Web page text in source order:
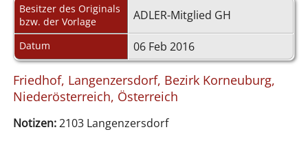
Besitzer des Originals
bzw. der Vorlage
ADLER-Mitglied GH
Datum 06 Feb 2016
Friedhof, Langenzersdorf, Bezirk Korneuburg,
Niederösterreich, Österreich
Notizen:2103 Langenzersdorf